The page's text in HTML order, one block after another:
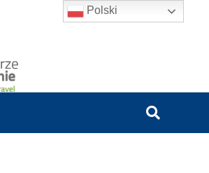
Polski